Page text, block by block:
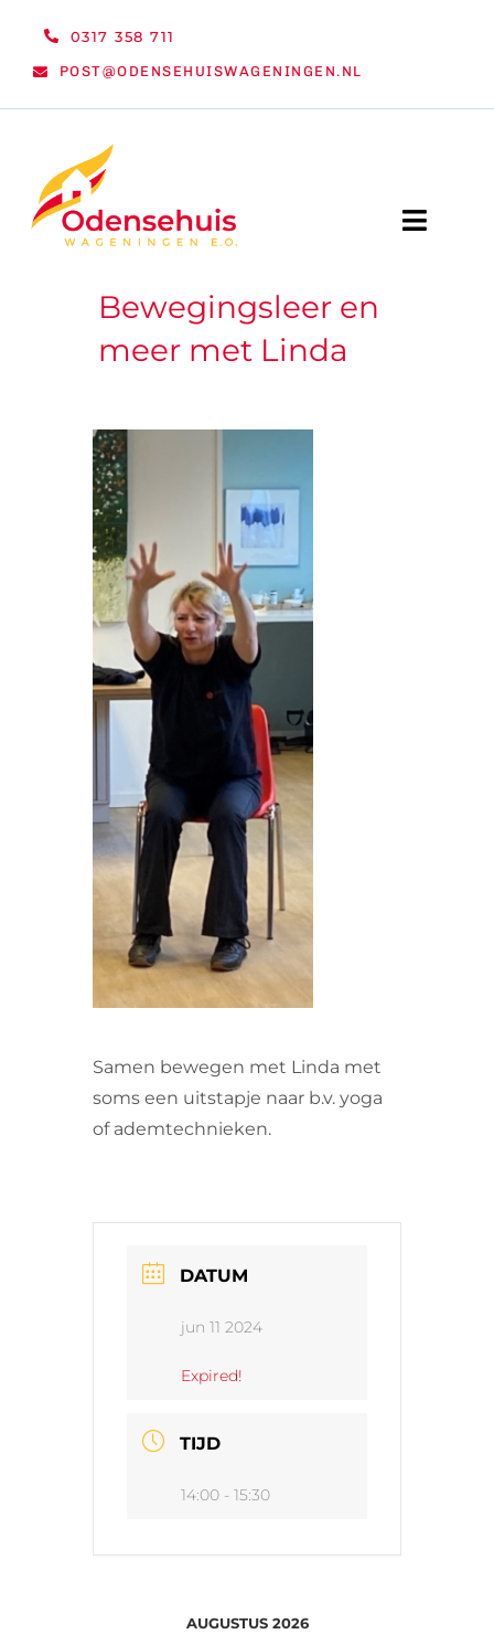
0317 358 711
POST@ODENSEHUISWAGENINGEN.NL
Toggle
WELKOM
ORGANISATIE
VRIJWILLIGERS & STAGIAIRES
CONTACT
Bewegingsleer en
meer met Linda
Samen bewegen met Linda met
soms een uitstapje naar b.v. yoga
of ademtechnieken.
DATUM
jun 11 2024
Expired!
TIJD
14:00 - 15:30
AUGUSTUS 2026